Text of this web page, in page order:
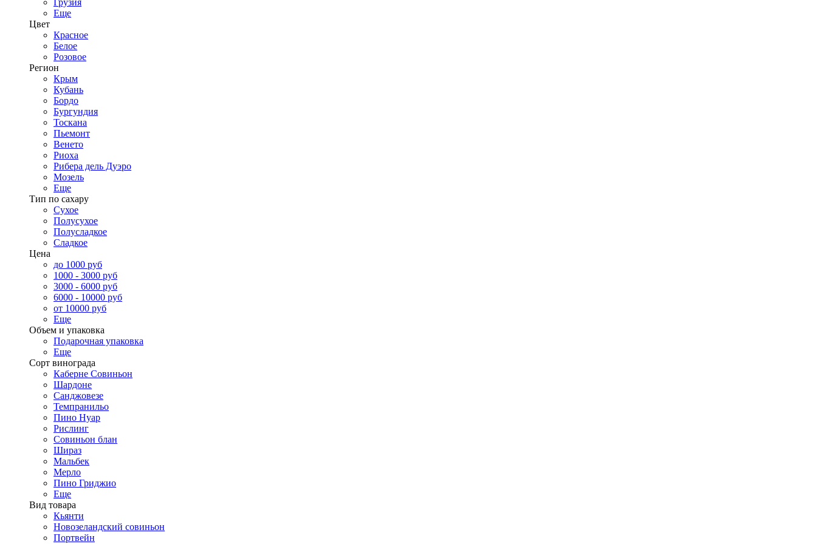
Грузия
Еще
Цвет
Красное
Белое
Розовое
Регион
Крым
Кубань
Бордо
Бургундия
Тоскана
Пьемонт
Венето
Риоха
Рибера дель Дуэро
Мозель
Еще
Тип по сахару
Сухое
Полусухое
Полусладкое
Сладкое
Цена
до 1000 руб
1000 - 3000 руб
3000 - 6000 руб
6000 - 10000 руб
от 10000 руб
Еще
Объем и упаковка
Подарочная упаковка
Еще
Сорт винограда
Каберне Совиньон
Шардоне
Санджовезе
Темпранильо
Пино Нуар
Рислинг
Совиньон блан
Шираз
Мальбек
Мерло
Пино Гриджио
Еще
Вид товара
Кьянти
Новозеландский совиньон
Портвейн